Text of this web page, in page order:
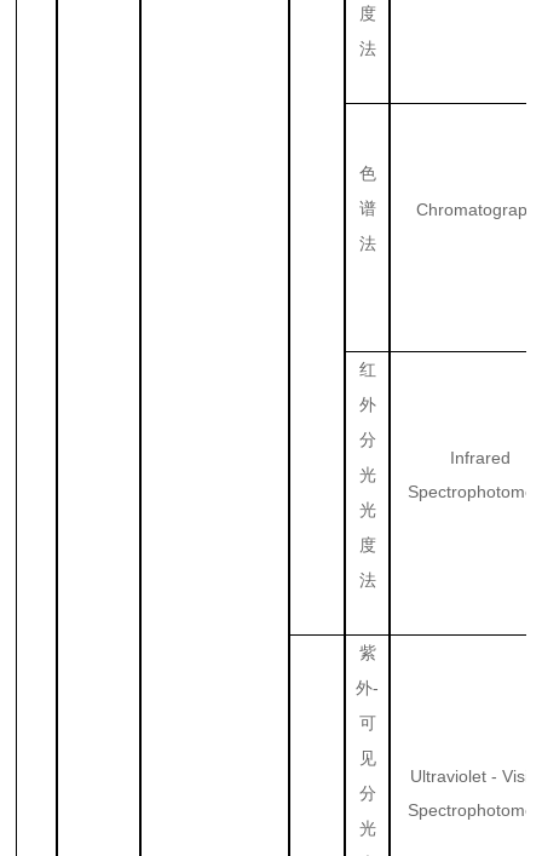
度
法
色
谱
法
红
外
分
光
光
度
法
Infrared
紫
外-
可
见
分
光
Ultraviolet -